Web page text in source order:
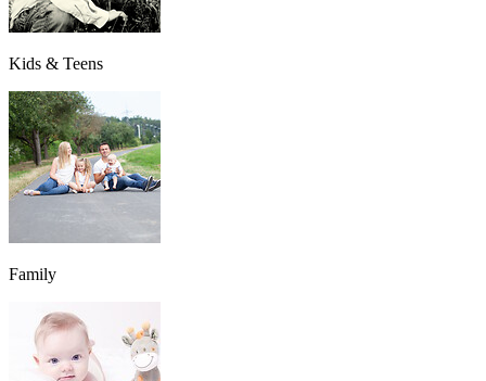
Kids & Teens
Family